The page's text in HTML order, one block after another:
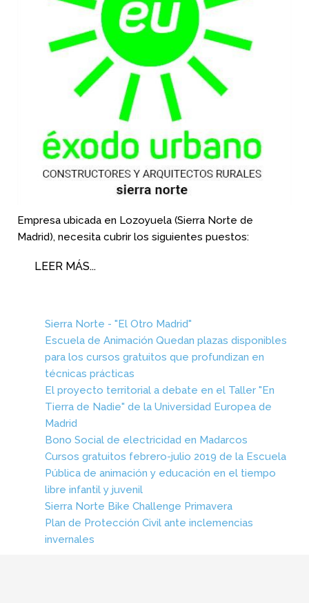
Empresa ubicada en Lozoyuela (Sierra Norte de
Madrid), necesita cubrir los siguientes puestos:
LEER MÁS...
Sierra Norte - "El Otro Madrid"
Escuela de Animación Quedan plazas disponibles
para los cursos gratuitos que profundizan en
técnicas prácticas
El proyecto territorial a debate en el Taller "En
Tierra de Nadie" de la Universidad Europea de
Madrid
Bono Social de electricidad en Madarcos
Cursos gratuitos febrero-julio 2019 de la Escuela
Pública de animación y educación en el tiempo
libre infantil y juvenil
Sierra Norte Bike Challenge Primavera
Plan de Protección Civil ante inclemencias
invernales